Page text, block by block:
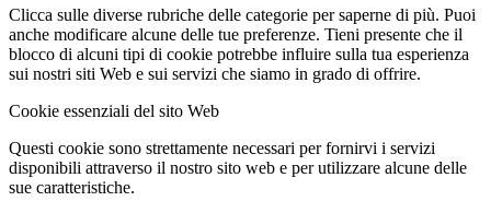
Clicca sulle diverse rubriche delle categorie per saperne di più. Puoi
anche modificare alcune delle tue preferenze. Tieni presente che il
blocco di alcuni tipi di cookie potrebbe influire sulla tua esperienza
sui nostri siti Web e sui servizi che siamo in grado di offrire.
Cookie essenziali del sito Web
Questi cookie sono strettamente necessari per fornirvi i servizi
disponibili attraverso il nostro sito web e per utilizzare alcune delle
sue caratteristiche.